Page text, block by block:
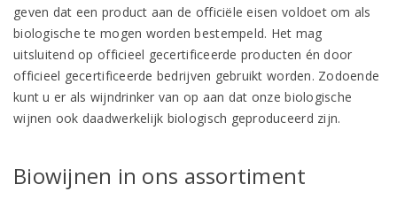
geven dat een product aan de officiële eisen voldoet om als
biologische te mogen worden bestempeld. Het mag
uitsluitend op officieel gecertificeerde producten én door
officieel gecertificeerde bedrijven gebruikt worden. Zodoende
kunt u er als wijndrinker van op aan dat onze biologische
wijnen ook daadwerkelijk biologisch geproduceerd zijn.
Biowijnen in ons assortiment